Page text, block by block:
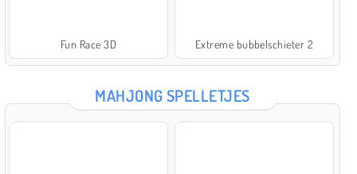
Fun Race 3D Extreme bubbelschieter 2
MAHJONG SPELLETJES